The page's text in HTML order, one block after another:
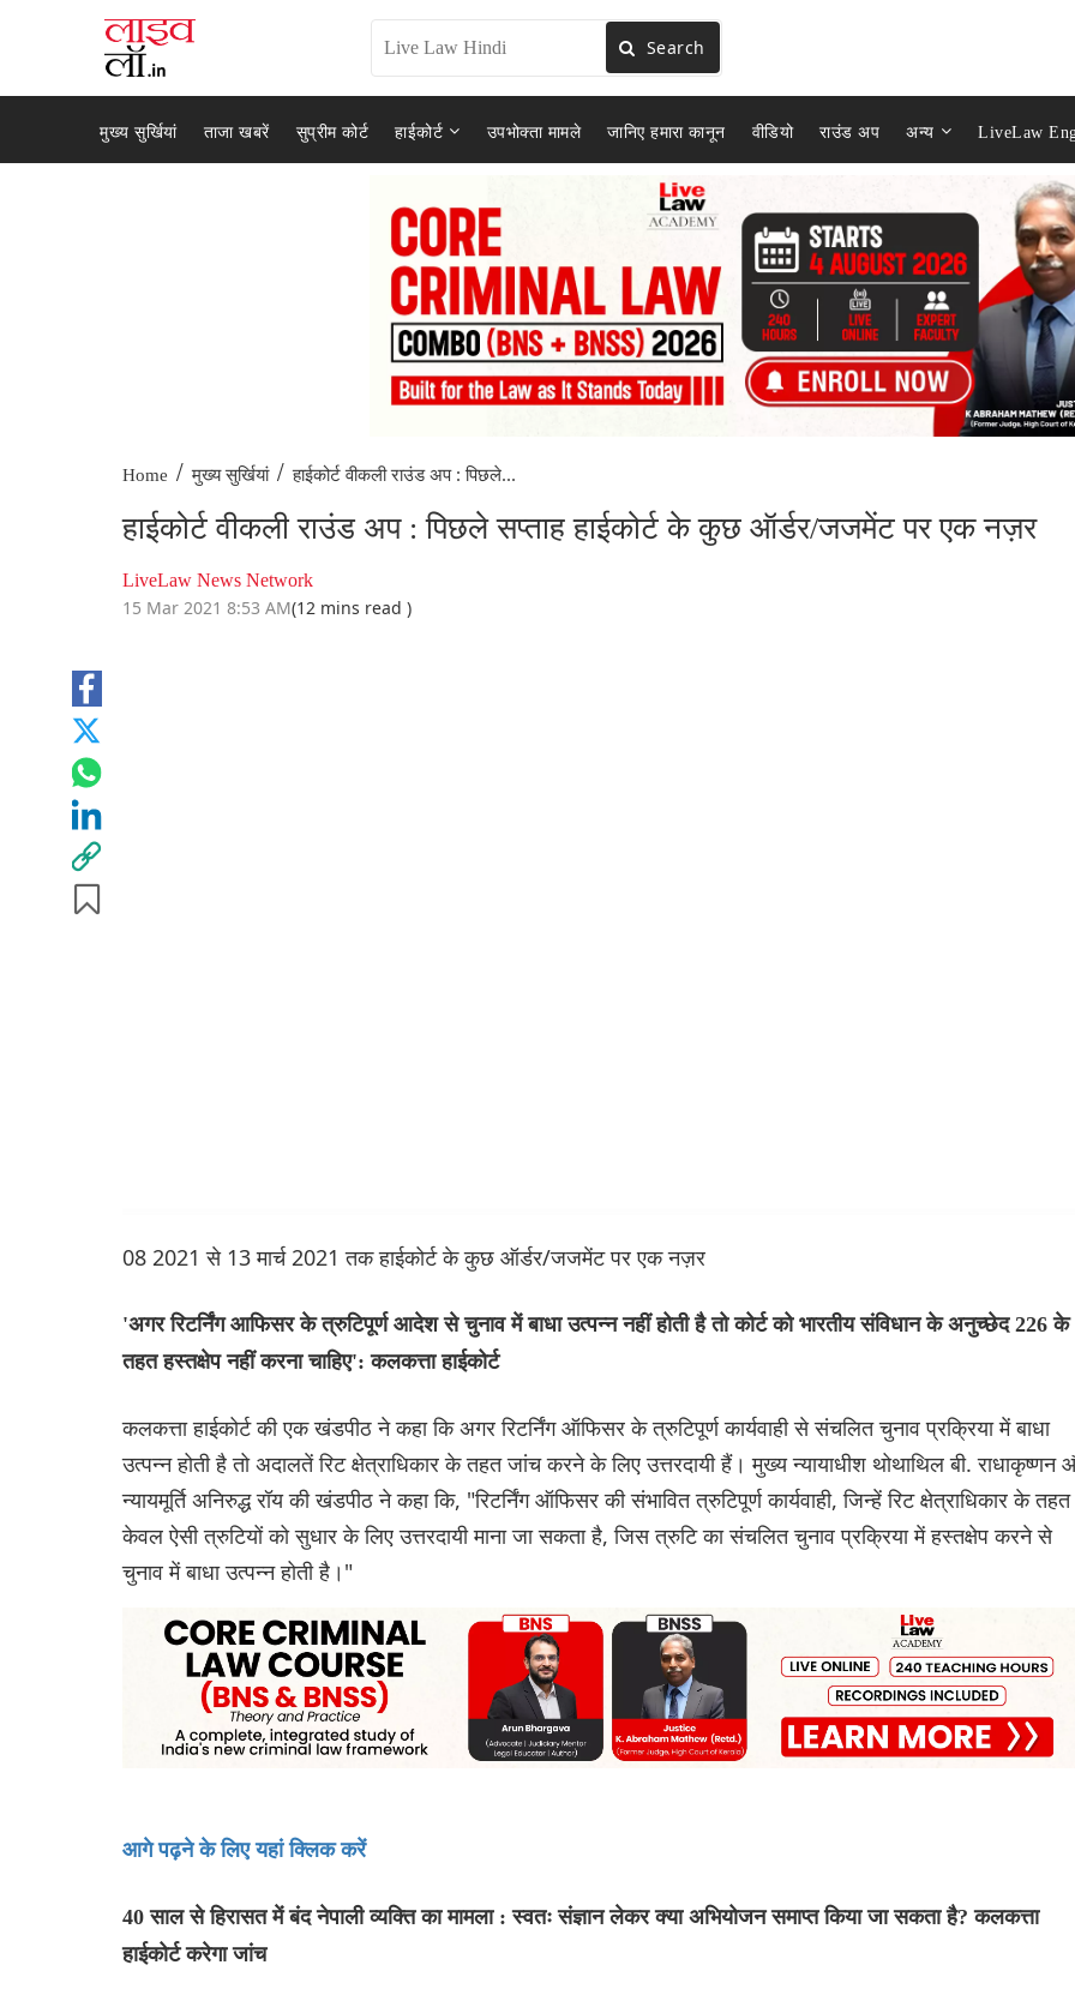
Search
मुख्य सुर्खियां ताजा खबरें सुप्रीम कोर्ट हाईकोर्ट उपभोक्ता मामले जानिए हमारा कानून वीडियो राउंड अप अन्य LiveLaw
Home / मुख्य सुर्खियां / हाईकोर्ट वीकली राउंड अप : पिछले...
हाईकोर्ट वीकली राउंड अप : पिछले सप्ताह हाईकोर्ट के कुछ ऑर्डर/जजमेंट पर एक नज़र
LiveLaw News Network
15 Mar 2021 8:53 AM(12 mins read )
08 2021 से 13 मार्च 2021 तक हाईकोर्ट के कुछ ऑर्डर/जजमेंट पर एक नज़र
'अगर रिटर्निंग आफिसर के त्रुटिपूर्ण आदेश से चुनाव में बाधा उत्पन्न नहीं होती है तो कोर्ट को भारतीय संविधान के अनुच्छेद 226 के
तहत हस्तक्षेप नहीं करना चाहिए': कलकत्ता हाईकोर्ट
कलकत्ता हाईकोर्ट की एक खंडपीठ ने कहा कि अगर रिटर्निंग ऑफिसर के त्रुटिपूर्ण कार्यवाही से संचलित चुनाव प्रक्रिया में बाधा
उत्पन्न होती है तो अदालतें रिट क्षेत्राधिकार के तहत जांच करने के लिए उत्तरदायी हैं। मुख्य न्यायाधीश थोथाथिल बी. राधाकृष्णन
न्यायमूर्ति अनिरुद्ध रॉय की खंडपीठ ने कहा कि, "रिटर्निंग ऑफिसर की संभावित त्रुटिपूर्ण कार्यवाही, जिन्हें रिट क्षेत्राधिकार के तहत
केवल ऐसी त्रुटियों को सुधार के लिए उत्तरदायी माना जा सकता है, जिस त्रुटि का संचलित चुनाव प्रक्रिया में हस्तक्षेप करने से
चुनाव में बाधा उत्पन्न होती है।"
आगे पढ़ने के लिए यहां क्लिक करें
40 साल से हिरासत में बंद नेपाली व्यक्ति का मामला : स्वतः संज्ञान लेकर क्या अभियोजन समाप्त किया जा सकता है? कलकत्ता
हाईकोर्ट करेगा जांच